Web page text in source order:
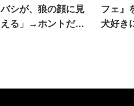
バシが、狼の顔に見
える」→ホントだ…
フェ』
犬好き